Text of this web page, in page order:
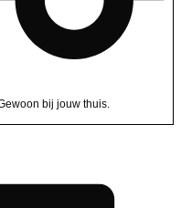
bij jouw thuis.